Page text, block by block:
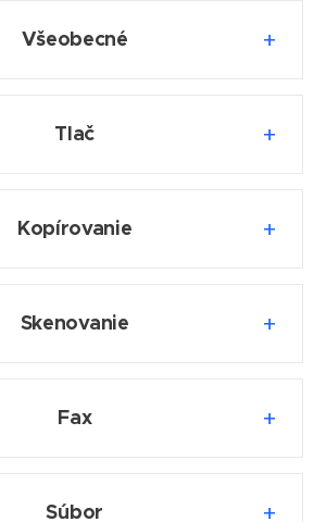
Všeobecné
Tlač
Kopírovanie
Skenovanie
Fax
Súbor